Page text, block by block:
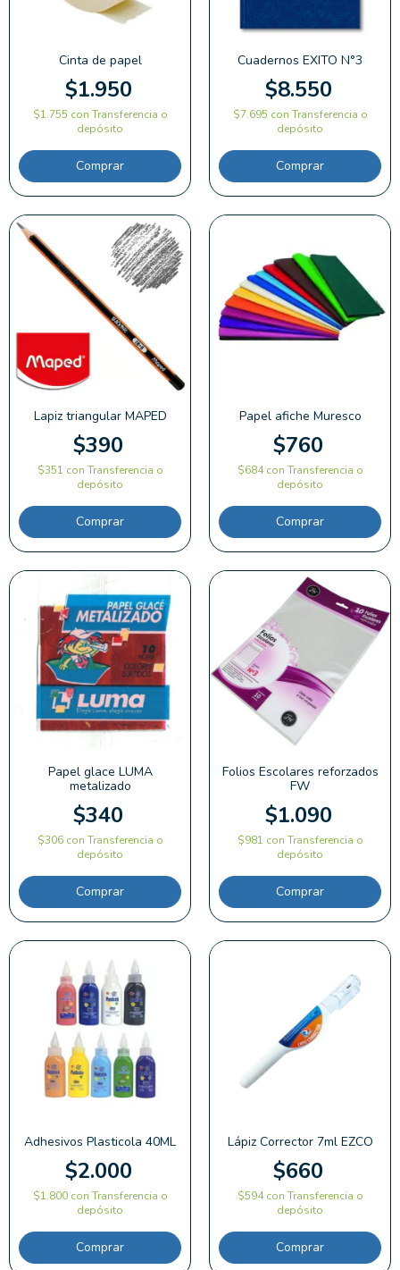
Cinta de papel
$1.950
$1.755 con Transferencia o
depósito
Comprar
Cuadernos EXITO N°3
$8.550
$7.695 con Transferencia o
depósito
Comprar
Lapiz triangular MAPED
$390
$351 con Transferencia o
depósito
Papel afiche Muresco
$760
$684con Transferencia o
depósito
Comprar
Papel glace LUMA
metalizado
$340
$306 con Transferencia o
depósito
Comprar
Folios Escolares reforzados
FW
$1.090
$981 con Transferencia o
depósito
Adhesivos Plasticola 40ML
$2.000
$1.800 con Transferencia o
depósito
Comprar
Lápiz Corrector 7ml EZCO
$660
$594con Transferencia o
depósito